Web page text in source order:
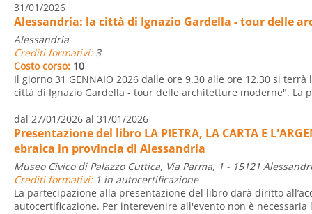
31/01/2026
Alessandria: la città di Ignazio Gardella - tour delle
Alessandria
Crediti formativi:3
Costo corso: 10
Il giorno 31 GENNAIO 2026 dalle ore 9.30 alle ore 12.30 si
città di Ignazio Gardella - tour delle architetture moderne". La
dal 27/01/2026 al 31/01/2026
Presentazione del libro LA PIETRA, LA CARTA E
ebraica in provincia di Alessandria
Museo Civico di Palazzo Cuttica, Via Parma, 1 - 15121
Crediti formativi:1 in autocertificazione
La partecipazione alla presentazione del libro darà diritto
autocertificazione. Per interevenire all'evento non è